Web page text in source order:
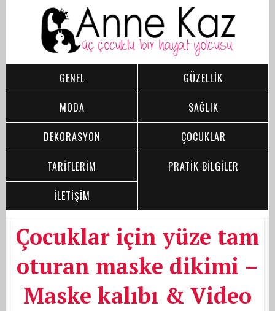
GENEL
GÜZELLİK
MODA
SAĞLIK
DEKORASYON
ÇOCUKLAR
TARİFLERİM
PRATİK BİLGİLER
İLETİŞİM
Çocuklar için yüze tam
oturan maske dikimi –
Maske kalıbı & Video